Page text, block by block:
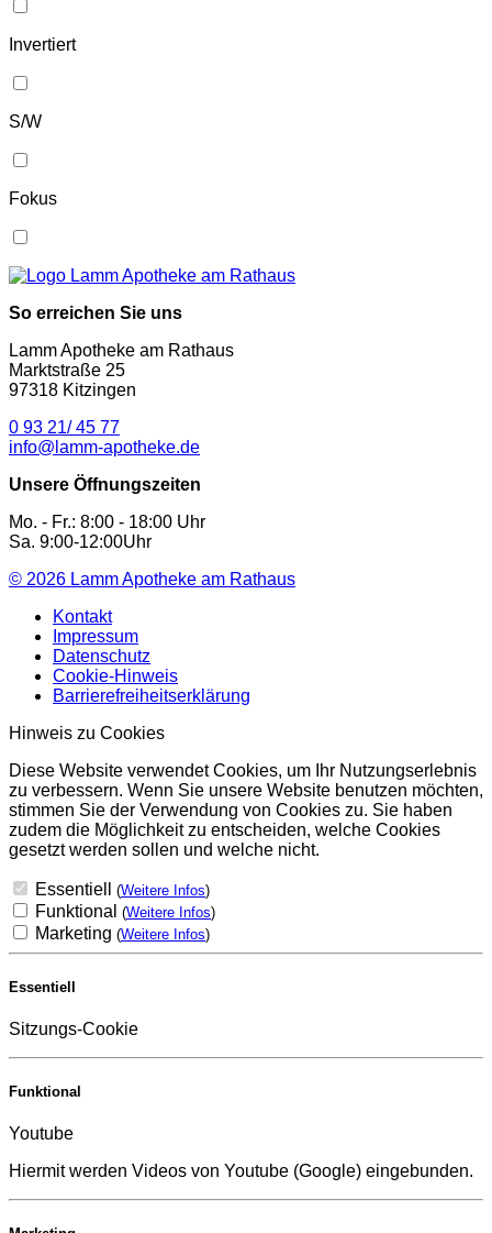
Invertiert
S/W
Fokus
So erreichen Sie uns
Lamm Apotheke am Rathaus
Marktstraße 25
97318 Kitzingen
0 93 21/ 45 77
info@lamm-apotheke.de
Unsere Öffnungszeiten
Mo. - Fr.: 8:00 - 18:00 Uhr
Sa. 9:00-12:00Uhr
© 2026 Lamm Apotheke am Rathaus
Kontakt
Impressum
Datenschutz
Cookie-Hinweis
Barrierefreiheitserklärung
Hinweis zu Cookies
Diese Website verwendet Cookies, um Ihr Nutzungserlebnis
zu verbessern. Wenn Sie unsere Website benutzen möchten,
stimmen Sie der Verwendung von Cookies zu. Sie haben
zudem die Möglichkeit zu entscheiden, welche Cookies
gesetzt werden sollen und welche nicht.
Essentiell (Weitere Infos)
Funktional (Weitere Infos)
Marketing (Weitere Infos)
Essentiell
Sitzungs-Cookie
Funktional
Youtube
Hiermit werden Videos von Youtube (Google) eingebunden.